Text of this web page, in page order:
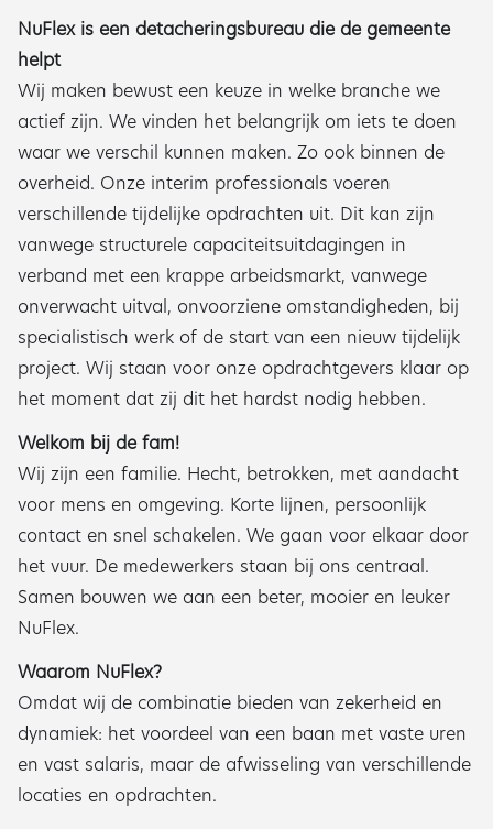
NuFlex is een detacheringsbureau die de gemeente
helpt
Wij maken bewust een keuze in welke branche we
actief zijn. We vinden het belangrijk om iets te doen
waar we verschil kunnen maken. Zo ook binnen de
overheid. Onze interim professionals voeren
verschillende tijdelijke opdrachten uit. Dit kan zijn
vanwege structurele capaciteitsuitdagingen in
verband met een krappe arbeidsmarkt, vanwege
onverwacht uitval, onvoorziene omstandigheden, bij
specialistisch werk of de start van een nieuw tijdelijk
project. Wij staan voor onze opdrachtgevers klaar op
het moment dat zij dit het hardst nodig hebben.
Welkom bij de fam!
Wij zijn een familie. Hecht, betrokken, met aandacht
voor mens en omgeving. Korte lijnen, persoonlijk
contact en snel schakelen. We gaan voor elkaar door
het vuur. De medewerkers staan bij ons centraal.
Samen bouwen we aan een beter, mooier en leuker
NuFlex.
Waarom NuFlex?
Omdat wij de combinatie bieden van zekerheid en
dynamiek: het voordeel van een baan met vaste uren
en vast salaris, maar de afwisseling van verschillende
locaties en opdrachten.